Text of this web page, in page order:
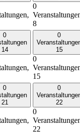
0
8
0
14
0
15
0
15
0
21
0
22
0
22